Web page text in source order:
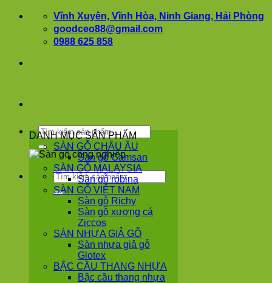
Vĩnh Xuyên, Vĩnh Hòa, Ninh Giang, Hải Phòng
goodceo88@gmail.com
0988 625 858
Tìm
kiếm:
Tìm
kiếm:
DANH MỤC SẢN PHẨM
SÀN GỖ CHÂU ÂU
Sàn gỗ Camsan
SÀN GỖ MALAYSIA
Sàn gỗ robina
SÀN GỖ VIỆT NAM
Sàn gỗ Richy
Sàn gỗ xương cá
Ziccos
SÀN NHỰA GIẢ GỖ
Sàn nhựa giả gỗ
Glotex
BẬC CẦU THANG NHỰA
Bậc cầu thang nhựa